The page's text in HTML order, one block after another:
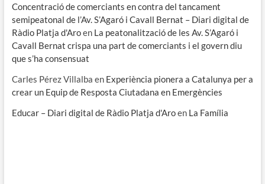
Concentració de comerciants en contra del tancament
semipeatonal de l’Av. S’Agaró i Cavall Bernat – Diari digital de
Ràdio Platja d'Aroen La peatonalització de les Av. S’Agaró i
Cavall Bernat crispa una part de comerciants i el govern diu
que s’ha consensuat
Carles Pérez Villalba en Experiència pionera a Catalunya per a
crear un Equip de Resposta Ciutadana en Emergències
Educar – Diari digital de Ràdio Platja d'Aroen La Família